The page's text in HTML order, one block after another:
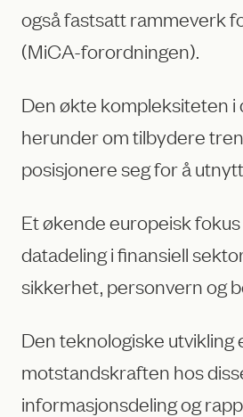
også fastsatt rammeverk
(MiCA-forordningen).
Den økte kompleksiteten
herunder om tilbydere
posisjonere seg for å
Et økende europeisk
datadeling i finansiell
sikkerhet, personvern og
Den teknologiske
motstandskraften hos
informasjonsdeling og